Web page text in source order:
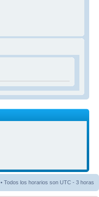
• Todos los horarios son UTC - 3 horas